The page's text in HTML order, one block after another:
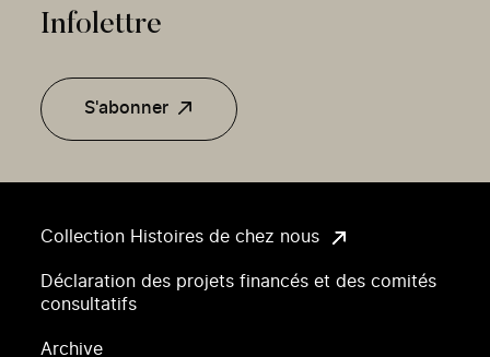
Collection Histoires de chez nous
Déclaration des projets financés et des comités
consultatifs
Archive
Infolettre
S'abonner